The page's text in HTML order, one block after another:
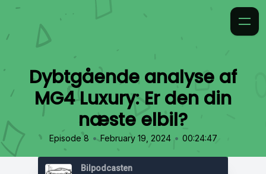
Dybtgående analyse af
MG4 Luxury: Er den din
næste elbil?
Episode 8 • February 19, 2024 • 00:24:47
Bilpodcasten